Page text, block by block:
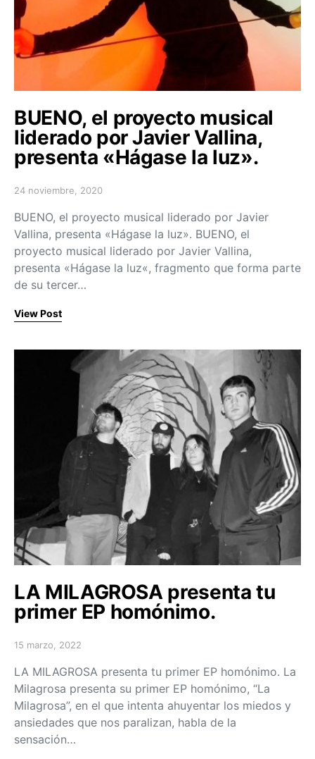
BUENO, el proyecto musical
liderado por Javier Vallina,
presenta «Hágase la luz».
Posted on
24 noviembre, 2020
BUENO, el proyecto musical liderado por Javier
Vallina, presenta «Hágase la luz». BUENO, el
proyecto musical liderado por Javier Vallina,
presenta «Hágase la luz«, fragmento que forma parte
de su tercer…
View Post
LA MILAGROSA presenta tu
primer EP homónimo.
Posted on
15 marzo, 2022
LA MILAGROSA presenta tu primer EP homónimo. La
Milagrosa presenta su primer EP homónimo, “La
Milagrosa”, en el que intenta ahuyentar los miedos y
ansiedades que nos paralizan, habla de la
sensación…